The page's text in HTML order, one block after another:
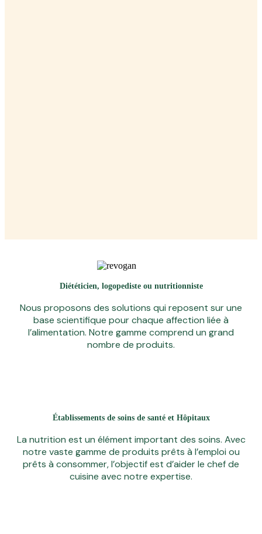
Diététicien, logopediste ou nutritionniste
Nous proposons des solutions qui reposent sur une
base scientifique pour chaque affection liée à
l’alimentation. Notre gamme comprend un grand
nombre de produits.
Établissements de soins de santé et Hôpitaux
La nutrition est un élément important des soins. Avec
notre vaste gamme de produits prêts à l’emploi ou
prêts à consommer, l’objectif est d’aider le chef de
cuisine avec notre expertise.